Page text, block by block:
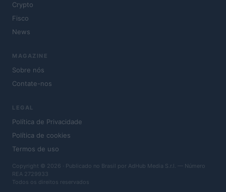
Crypto
Fisco
News
MAGAZINE
Sobre nós
Contate-nos
LEGAL
Política de Privacidade
Política de cookies
Termos de uso
Copyright © 2026 · Publicado no Brasil por AdHub Media S.r.l. — Número
REA 2729933
Todos os direitos reservados